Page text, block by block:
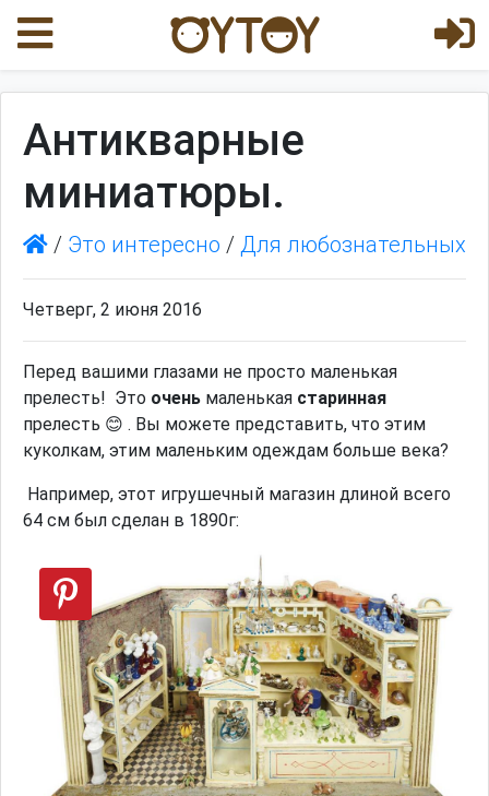
Антикварные
миниатюры.
/ Это интересно / Для любознательных
Четверг, 2 июня 2016
Перед вашими глазами не просто маленькая
прелесть! Это очень маленькая старинная
прелесть 😊 . Вы можете представить, что этим
куколкам, этим маленьким одеждам больше века?
Например, этот игрушечный магазин длиной всего
64 см был сделан в 1890г: